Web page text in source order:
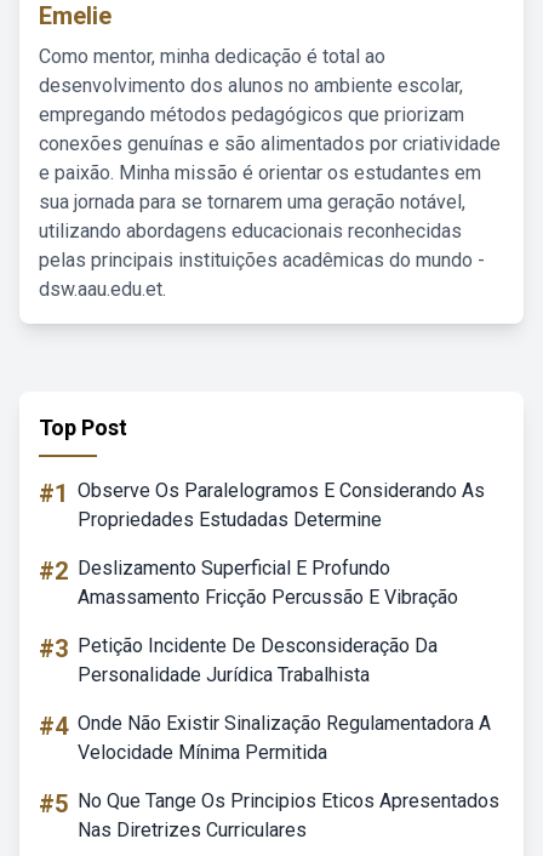
Emelie
Como mentor, minha dedicação é total ao
desenvolvimento dos alunos no ambiente escolar,
empregando métodos pedagógicos que priorizam
conexões genuínas e são alimentados por criatividade
e paixão. Minha missão é orientar os estudantes em
sua jornada para se tornarem uma geração notável,
utilizando abordagens educacionais reconhecidas
pelas principais instituições acadêmicas do mundo -
dsw.aau.edu.et.
Top Post
#1 Observe Os Paralelogramos E Considerando As
Propriedades Estudadas Determine
#2 Deslizamento Superficial E Profundo
Amassamento Fricção Percussão E Vibração
#3 Petição Incidente De Desconsideração Da
Personalidade Jurídica Trabalhista
#4 Onde Não Existir Sinalização Regulamentadora A
Velocidade Mínima Permitida
#5 No Que Tange Os Principios Eticos Apresentados
Nas Diretrizes Curriculares